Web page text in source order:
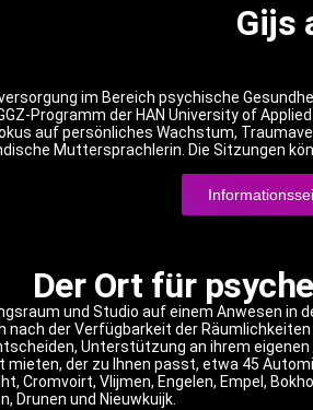
Gijs
im Bereich psychische
Programm der HAN University of
auf persönliches Wachstum,
Muttersprachlerin. Die Sitzungen
Der Ort für
und Studio auf einem Anwesen in
nach der Verfügbarkeit der Räumlichkeiten
Unterstützung an ihrem
mieten, der zu Ihnen passt, etwa 45
Cromvoirt, Vlijmen, Engelen, Empel,
Drunen und Nieuwkuijk.